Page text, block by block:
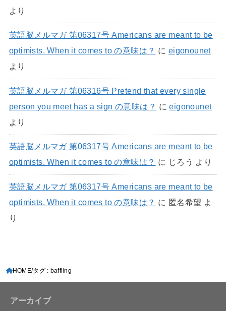
より
英語脳メルマガ 第06317号 Americans are meant to be
optimists. When it comes to の意味は？ に eigonounet
より
英語脳メルマガ 第06316号 Pretend that every single
person you meet has a sign の意味は？ にeigonounet
より
英語脳メルマガ 第06317号 Americans are meant to be
optimists. When it comes to の意味は？ に じろう より
英語脳メルマガ 第06317号 Americans are meant to be
optimists. When it comes to の意味は？ に 匿名希望 よ
り
HOME タグ : baffling
アーカイブ